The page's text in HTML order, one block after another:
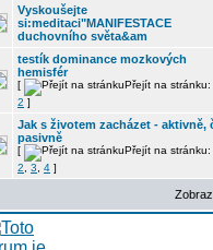
Vyskoušejte
si:meditaci"MANIFESTACE
duchovního světa&am
testík dominance mozkových
hemisfér
[
Přejít na stránku:
2 ]
Jak s životem zacházet - aktivně,
pasivně
[
Přejít na stránku:
2
3 4 ]